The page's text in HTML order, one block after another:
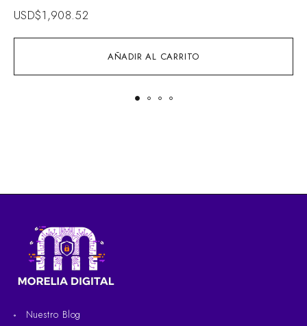
AÑADIR AL CARRITO
USD$1,908.52
Nuestro Blog